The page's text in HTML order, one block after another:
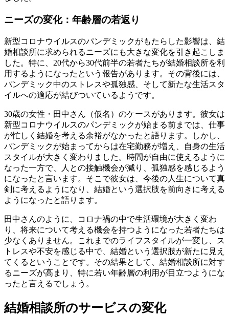
ニーズの変化：年齢層の若返り
新型コロナウイルスのパンデミックがもたらした影響は、結
婚相談所に求められるニーズにも大きな変化を引き起こしま
した。特に、20代から30代前半の若者たちが結婚相談所を利
用するようになったという報告があります。その背後には、
パンデミック中のストレスや孤独感、そして新たな生活スタ
イルへの適応が結びついているようです。
30歳の女性・田中さん（仮名）のケースがあります。彼女は
新型コロナウイルスのパンデミックが始まる前までは、仕事
が忙しく結婚を考える余裕がなかったと語ります。しかし、
パンデミックが始まってからは在宅勤務が増え、自身の生活
スタイルが大きく変わりました。時間が自由に使えるように
なった一方で、人との接触機会が減り、孤独感を感じるよう
になったと言います。そこで彼女は、今後の人生について真
剣に考えるようになり、結婚という選択肢を前向きに考える
ようになったと語ります。
田中さんのように、コロナ禍の中で生活環境が大きく変わ
り、将来について考える機会を持つようになった若者たちは
少なくありません。これまでのライフスタイルが一変し、ス
トレスや不安を感じる中で、結婚という選択肢が新たに見え
てくるということです。その結果として、結婚相談所に対す
るニーズが高まり、特に若い年齢層の利用が目立つようにな
ったと言えるでしょう。
結婚相談所のサービスの変化